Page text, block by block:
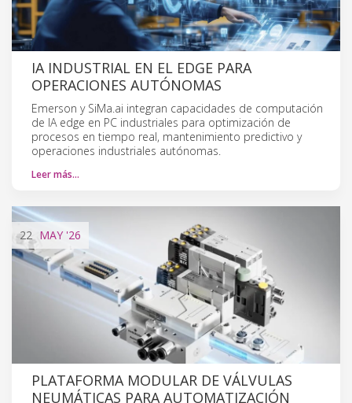
IA INDUSTRIAL EN EL EDGE PARA
OPERACIONES AUTÓNOMAS
Emerson y SiMa.ai integran capacidades de computación
de IA edge en PC industriales para optimización de
procesos en tiempo real, mantenimiento predictivo y
operaciones industriales autónomas.
Leer más…
22 MAY '26
PLATAFORMA MODULAR DE VÁLVULAS
NEUMÁTICAS PARA AUTOMATIZACIÓN